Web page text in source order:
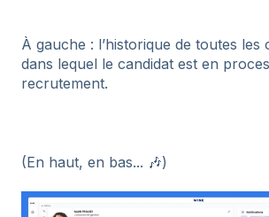
À gauche : l’historique de toutes les
dans lequel le candidat est en
recrutement.
(En haut, en bas... 🎶)